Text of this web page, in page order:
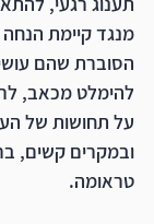
מנגד קיימת
הסוברת שהם
להימלט מכאב,
על תחושות של
ובמקרים קשים,
טראומה.